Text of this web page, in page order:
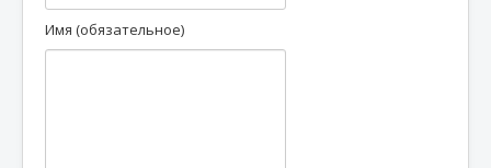
Имя (обязательное)